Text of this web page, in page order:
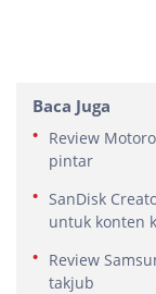
Baca Juga
Review
pintar
SanDisk
untuk konten
Review
takjub